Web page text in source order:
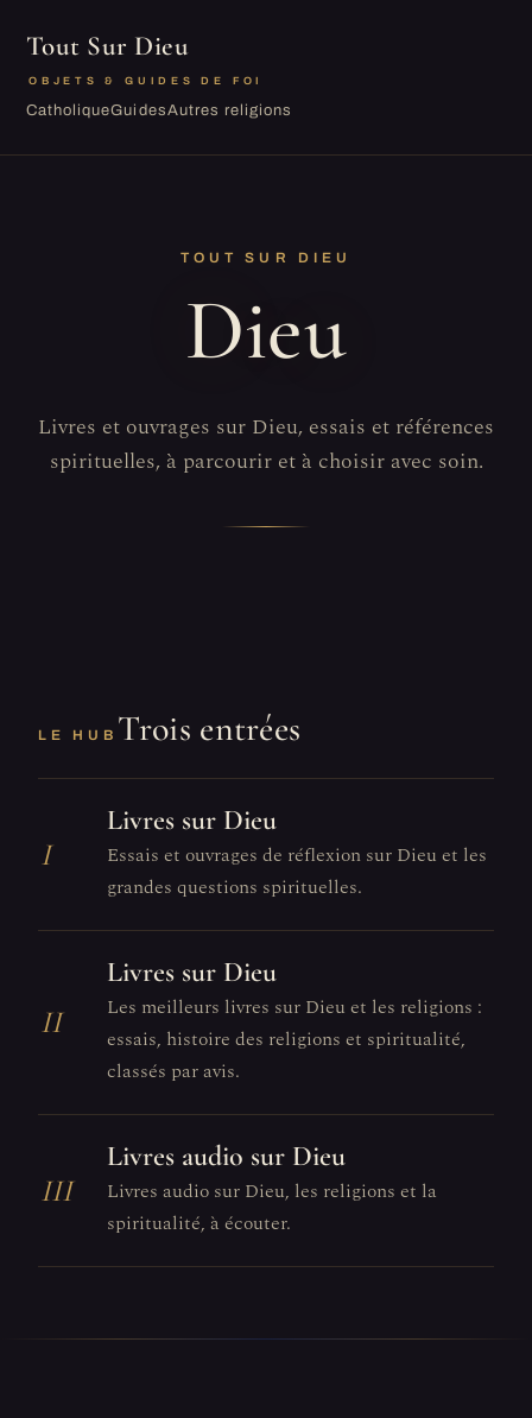
Tout Sur Dieu
OBJETS & GUIDES DE FOI
CatholiqueGuidesAutres religions
TOUT SUR DIEU
Dieu
Livres et ouvrages sur Dieu, essais et références
spirituelles, à parcourir et à choisir avec soin.
LE HUB Trois entrées
I
Livres sur Dieu
Essais et ouvrages de réflexion sur Dieu et les
grandes questions spirituelles.
II
Livres sur Dieu
Les meilleurs livres sur Dieu et les religions :
essais, histoire des religions et spiritualité,
classés par avis.
III
Livres audio sur Dieu
Livres audio sur Dieu, les religions et la
spiritualité, à écouter.